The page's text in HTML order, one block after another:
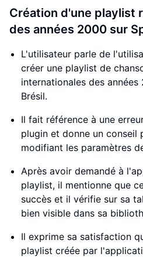
Création d'une playlist
des années 2000 sur
L'utilisateur parle de
créer une playlist de
internationales des
Brésil.
Il fait référence à une
plugin et donne un conseil
modifiant les paramètres
Après avoir demandé à
playlist, il mentionne que
succès et il vérifie sur sa
bien visible dans sa
Il exprime sa satisfaction
playlist créée par